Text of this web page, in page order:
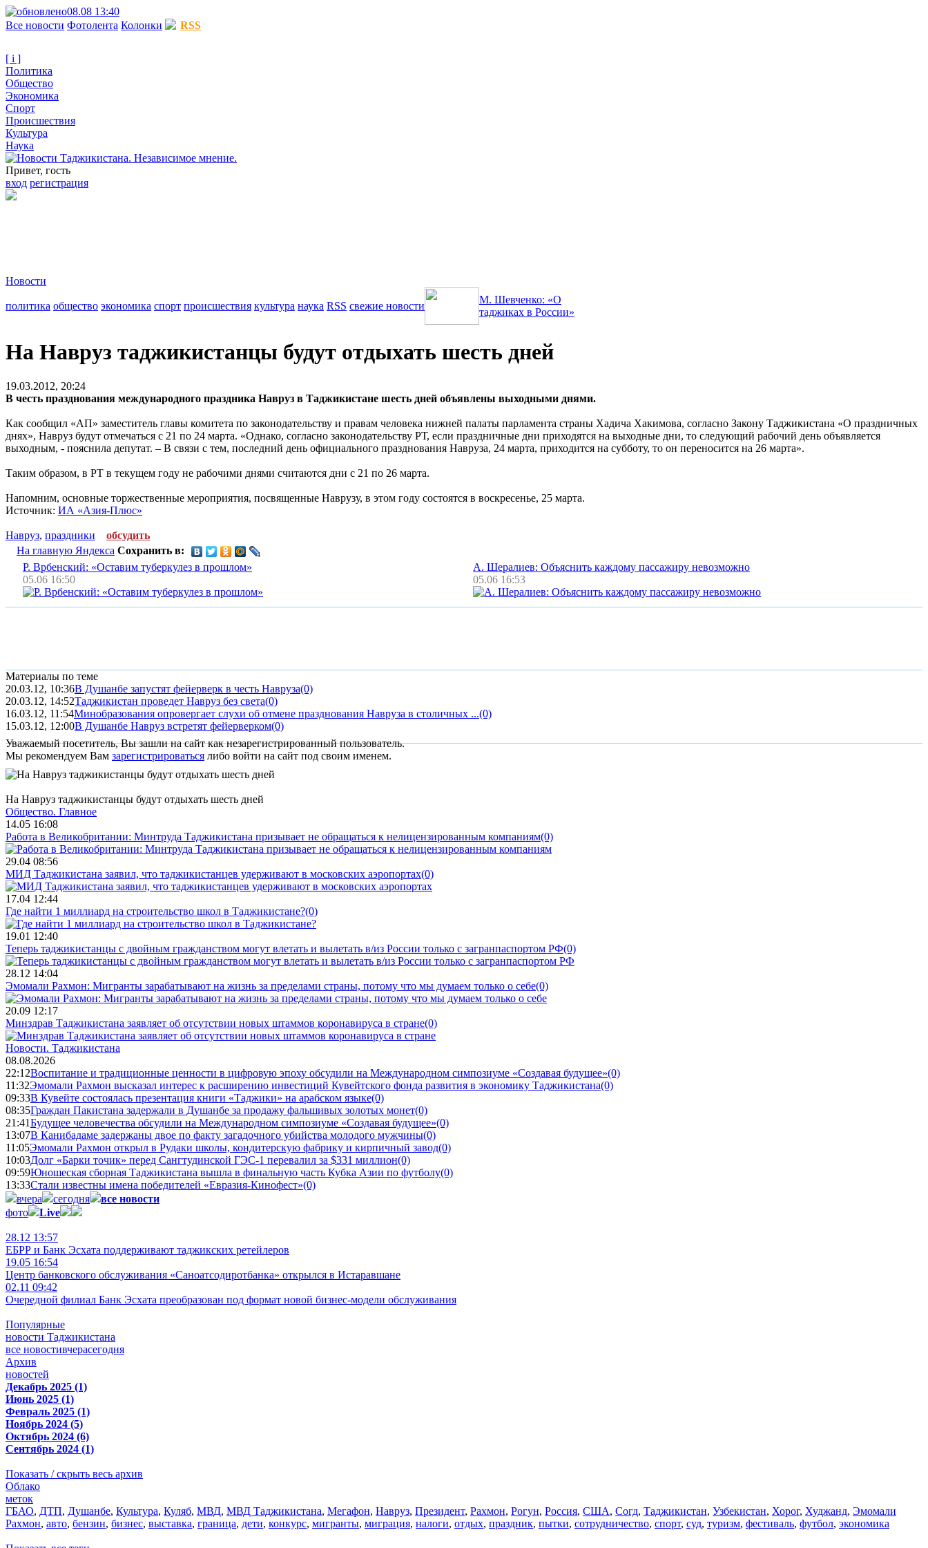
08.08 13:40
Все новости Фотолента Колонки RSS
[ i ]
Политика
Общество
Экономика
Спорт
Происшествия
Культура
Наука
Привет, гость
вход регистрация
Новости
политика общество экономика спорт происшествия культура наука RSS свежие новости
М. Шевченко: «О
таджиках в России»
На Навруз таджикистанцы будут отдыхать шесть дней
19.03.2012, 20:24
В честь празднования международного праздника Навруз в Таджикистане шесть дней объявлены выходными днями.
Как сообщил «АП» заместитель главы комитета по законодательству и правам человека нижней палаты парламента страны Хадича Хакимова, согласно Закону Таджикистана «О праздничных
днях», Навруз будут отмечаться с 21 по 24 марта. «Однако, согласно законодательству РТ, если праздничные дни приходятся на выходные дни, то следующий рабочий день объявляется
выходным, - пояснила депутат. – В связи с тем, последний день официального празднования Навруза, 24 марта, приходится на субботу, то он переносится на 26 марта».
Таким образом, в РТ в текущем году не рабочими днями считаются дни с 21 по 26 марта.
Напомним, основные торжественные мероприятия, посвященные Наврузу, в этом году состоятся в воскресенье, 25 марта.
Источник: ИА «Азия-Плюс»
Навруз, праздники
обсудить
На главную Яндекса Сохранить в:
Р. Врбенский: «Оставим туберкулез в прошлом»
05.06 16:50
А. Шералиев: Объяснить каждому пассажиру невозможно
05.06 16:53
Материалы по теме
20.03.12, 10:36В Душанбе запустят фейерверк в честь Навруза(0)
20.03.12, 14:52Таджикистан проведет Навруз без света(0)
16.03.12, 11:54Минобразования опровергает слухи об отмене празднования Навруза в столичных ...(0)
15.03.12, 12:00В Душанбе Навруз встретят фейерверком(0)
Уважаемый посетитель, Вы зашли на сайт как незарегистрированный пользователь.
Мы рекомендуем Вам зарегистрироваться либо войти на сайт под своим именем.
На Навруз таджикистанцы будут отдыхать шесть дней
Общество. Главное
14.05 16:08
Работа в Великобритании: Минтруда Таджикистана призывает не обращаться к нелицензированным компаниям(0)
29.04 08:56
МИД Таджикистана заявил, что таджикистанцев удерживают в московских аэропортах(0)
17.04 12:44
Где найти 1 миллиард на строительство школ в Таджикистане?(0)
19.01 12:40
Теперь таджикистанцы с двойным гражданством могут влетать и вылетать в/из России только с загранпаспортом РФ(0)
28.12 14:04
Эмомали Рахмон: Мигранты зарабатывают на жизнь за пределами страны, потому что мы думаем только о себе(0)
20.09 12:17
Минздрав Таджикистана заявляет об отсутствии новых штаммов коронавируса в стране(0)
Новости. Таджикистана
08.08.2026
22:12Воспитание и традиционные ценности в цифровую эпоху обсудили на Международном симпозиуме «Создавая будущее»(0)
11:32Эмомали Рахмон высказал интерес к расширению инвестиций Кувейтского фонда развития в экономику Таджикистана(0)
09:33В Кувейте состоялась презентация книги «Таджики» на арабском языке(0)
08:35Граждан Пакистана задержали в Душанбе за продажу фальшивых золотых монет(0)
21:41Будущее человечества обсудили на Международном симпозиуме «Создавая будущее»(0)
13:07В Канибадаме задержаны двое по факту загадочного убийства молодого мужчины(0)
11:05Эмомали Рахмон открыл в Рудаки школы, кондитерскую фабрику и кирпичный завод(0)
10:03Долг «Барки точик» перед Сангтудинской ГЭС-1 перевалил за $331 миллион(0)
09:59Юношеская сборная Таджикистана вышла в финальную часть Кубка Азии по футболу(0)
13:33Стали известны имена победителей «Евразия-Кинофест»(0)
вчера
сегодня
все новости
фото
Live
28.12 13:57
ЕБРР и Банк Эсхата поддерживают таджикских ретейлеров
19.05 16:54
Центр банковского обслуживания «Саноатсодиротбанка» открылся в Истаравшане
02.11 09:42
Очередной филиал Банк Эсхата преобразован под формат новой бизнес-модели обслуживания
Популярные
новости Таджикистана
все новостивчерасегодня
Архив
новостей
Декабрь 2025 (1)
Июнь 2025 (1)
Февраль 2025 (1)
Ноябрь 2024 (5)
Октябрь 2024 (6)
Сентябрь 2024 (1)
Показать / скрыть весь архив
Облако
меток
ГБАО, ДТП, Душанбе, Культура, Куляб, МВД, МВД Таджикистана, Мегафон, Навруз, Президент, Рахмон, Рогун, Россия, США, Согд, Таджикистан, Узбекистан, Хорог, Худжанд, Эмомали
Рахмон, авто, бензин, бизнес, выставка, граница, дети, конкурс, мигранты, миграция, налоги, отдых, праздник, пытки, сотрудничество, спорт, суд, туризм, фестиваль, футбол, экономика